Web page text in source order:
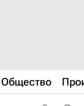
Общество